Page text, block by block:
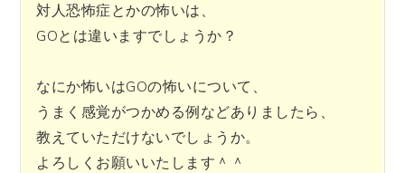
対人恐怖症とかの怖いは、
GOとは違いますでしょうか？
なにか怖いはGOの怖いについて、
うまく感覚がつかめる例などありましたら、
教えていただけないでしょうか。
よろしくお願いいたします＾＾